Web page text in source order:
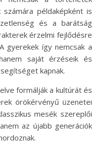
példaképként is
és a barátság
érzelmi fejlődésre
gyerekek így nemcsak a
saját érzéseik és
kapnak.
formálják a kultúrát és
örökérvényű üzenetei
mesék szereplői
az újabb generációk